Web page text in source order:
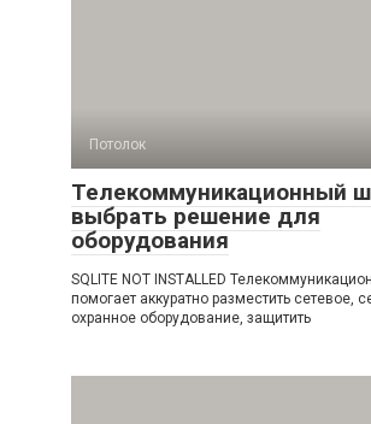
Потолок
Телекоммуникационный
выбрать решение для
оборудования
SQLITE NOT INSTALLED
помогает аккуратно разместить сетевое,
охранное оборудование, защитить